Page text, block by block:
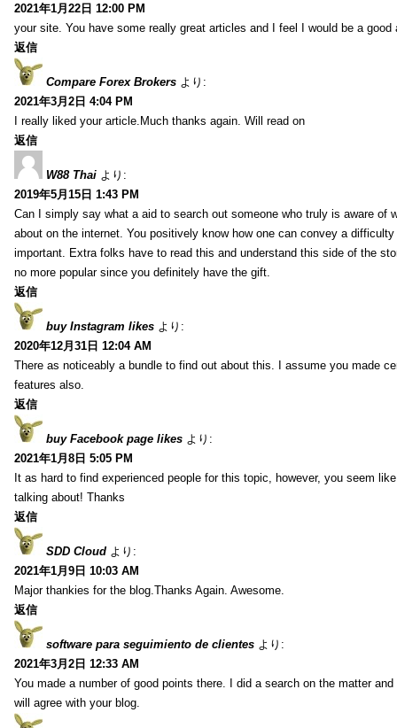
2021年1月22日 12:00 PM
your site. You have some really great articles and I feel I would be a good
返信
Compare Forex Brokers より:
2021年3月2日 4:04 PM
I really liked your article.Much thanks again. Will read on
返信
W88 Thai より:
2019年5月15日 1:43 PM
Can I simply say what a aid to search out someone who truly is aware of
about on the internet. You positively know how one can convey a
important. Extra folks have to read this and understand this side of the
no more popular since you definitely have the gift.
返信
buy Instagram likes より:
2020年12月31日 12:04 AM
There as noticeably a bundle to find out about this. I assume you made
features also.
返信
buy Facebook page likes より:
2021年1月8日 5:05 PM
It as hard to find experienced people for this topic, however, you seem
talking about! Thanks
返信
SDD Cloud より:
2021年1月9日 10:03 AM
Major thankies for the blog.Thanks Again. Awesome.
返信
software para seguimiento de clientes より:
2021年3月2日 12:33 AM
You made a number of good points there. I did a search on the matter
will agree with your blog.